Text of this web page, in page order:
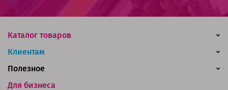
Каталог товаров
Клиентам
Для бизнеса
Полезное